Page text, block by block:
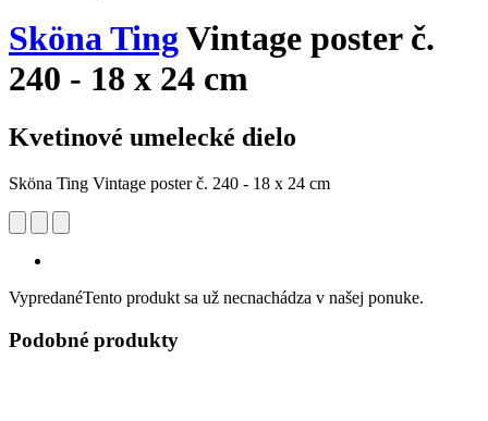
Sköna TingVintage poster č.
240 - 18 x 24 cm
Kvetinové umelecké dielo
Sköna Ting Vintage poster č. 240 - 18 x 24 cm
VypredanéTento produkt sa už necnachádza v našej ponuke.
Podobné produkty